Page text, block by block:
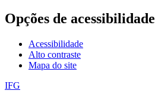
Opções de acessibilidade
Acessibilidade
Alto contraste
Mapa do site
IFG